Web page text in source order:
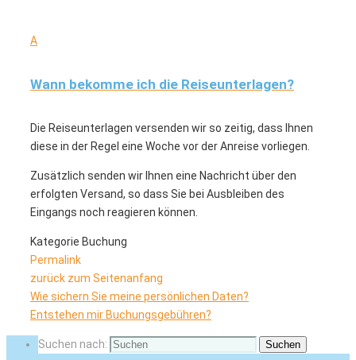
A
Wann bekomme ich die Reiseunterlagen?
Die Reiseunterlagen versenden wir so zeitig, dass Ihnen
diese in der Regel eine Woche vor der Anreise vorliegen.
Zusätzlich senden wir Ihnen eine Nachricht über den
erfolgten Versand, so dass Sie bei Ausbleiben des
Eingangs noch reagieren können.
Kategorie Buchung
Permalink
zurück zum Seitenanfang
Wie sichern Sie meine persönlichen Daten?
Entstehen mir Buchungsgebühren?
Suchen nach: Suchen